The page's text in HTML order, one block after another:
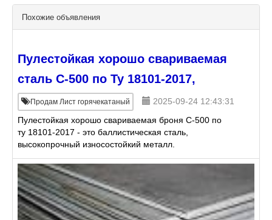
Похожие объявления
Пулестойкая хорошо свариваемая
сталь С-500 по Ту 18101-2017,
Продам Лист горячекатаный
2025-09-24 12:43:31
Пулестойкая хорошо свариваемая броня С-500 по
ту 18101-2017 - это баллистическая сталь,
высокопрочный износостойкий металл.
____________________ 7 of 300 selected
===================